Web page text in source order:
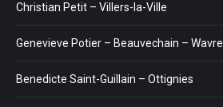
Christian Petit – Villers-la-Ville
Genevieve Potier – Beauvechain – Wavre
Benedicte Saint-Guillain – Ottignies